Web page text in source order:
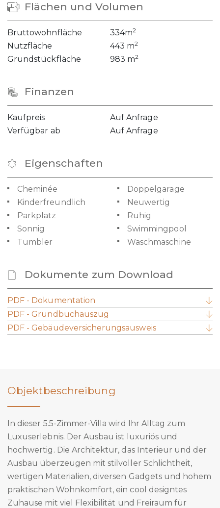
Flächen und Volumen
Bruttowohnfläche 334m2
Nutzfläche 443 m2
Grundstückfläche 983 m2
Finanzen
Kaufpreis
Auf Anfrage
Verfügbar ab
Auf Anfrage
Eigenschaften
Cheminée
Doppelgarage
Kinderfreundlich
Neuwertig
Parkplatz
Ruhig
Sonnig
Swimmingpool
Tumbler
Waschmaschine
Dokumente zum Download
PDF - Dokumentation
PDF - Grundbuchauszug
PDF - Gebäudeversicherungsausweis
Objektbeschreibung
In dieser 5.5-Zimmer-Villa wird Ihr Alltag zum
Luxuserlebnis. Der Ausbau ist luxuriös und
hochwertig. Die Architektur, das Interieur und der
Ausbau überzeugen mit stilvoller Schlichtheit,
wertigen Materialien, diversen Gadgets und hohem
praktischen Wohnkomfort, ein cool designtes
Zuhause mit viel Flexibilität und Freiraum für